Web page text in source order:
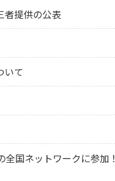
者提供の公表
いて
国ネットワークに参加！